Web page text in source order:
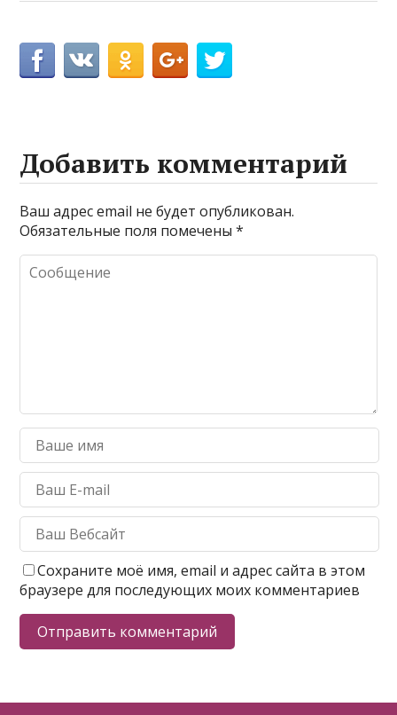
Добавить комментарий
Ваш адрес email не будет опубликован.
Обязательные поля помечены*
Сохраните моё имя, email и адрес сайта в этом
браузере для последующих моих комментариев